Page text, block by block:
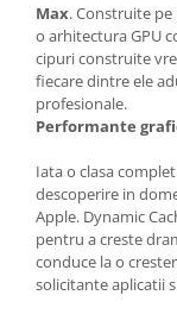
Surse
Cooler
Servere &
Servere
Software
Retelistica &
Max. Construite
o arhitectura GPU
cipuri construite
fiecare dintre ele
profesionale.
Performante
Iata o clasa
descoperire in
Apple. Dynamic
pentru a creste
conduce la o
solicitante aplicatii